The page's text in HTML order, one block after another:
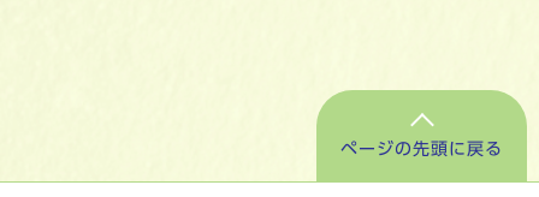
ページの先頭に戻る